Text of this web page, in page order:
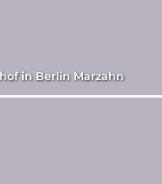
in Berlin Marzahn